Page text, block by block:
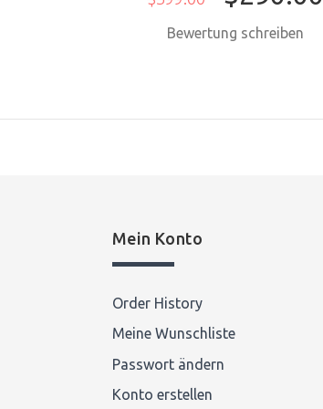
Bewertung schreiben
Mein Konto
Order History
Meine Wunschliste
Passwort ändern
Konto erstellen